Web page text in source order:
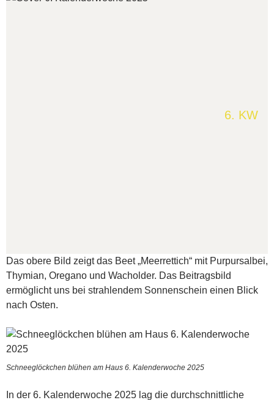
6. KW
Das obere Bild zeigt das Beet „Meerrettich“ mit Purpursalbei,
Thymian, Oregano und Wacholder. Das Beitragsbild
ermöglicht uns bei strahlendem Sonnenschein einen Blick
nach Osten.
Schneeglöckchen blühen am Haus 6. Kalenderwoche 2025
In der 6. Kalenderwoche 2025 lag die durchschnittliche